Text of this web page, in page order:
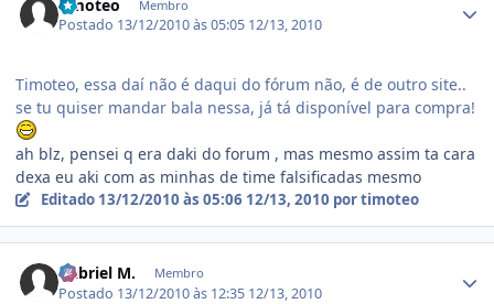
timoteo Membro
Postado 13/12/2010 às 05:05 12/13, 2010
Timoteo, essa daí não é daqui do fórum não, é de outro site..
se tu quiser mandar bala nessa, já tá disponível para compra!
ah blz, pensei q era daki do forum , mas mesmo assim ta cara
dexa eu aki com as minhas de time falsificadas mesmo
Editado 13/12/2010 às 05:06 12/13, 2010 por timoteo
Gabriel M. Membro
Postado 13/12/2010 às 12:35 12/13, 2010